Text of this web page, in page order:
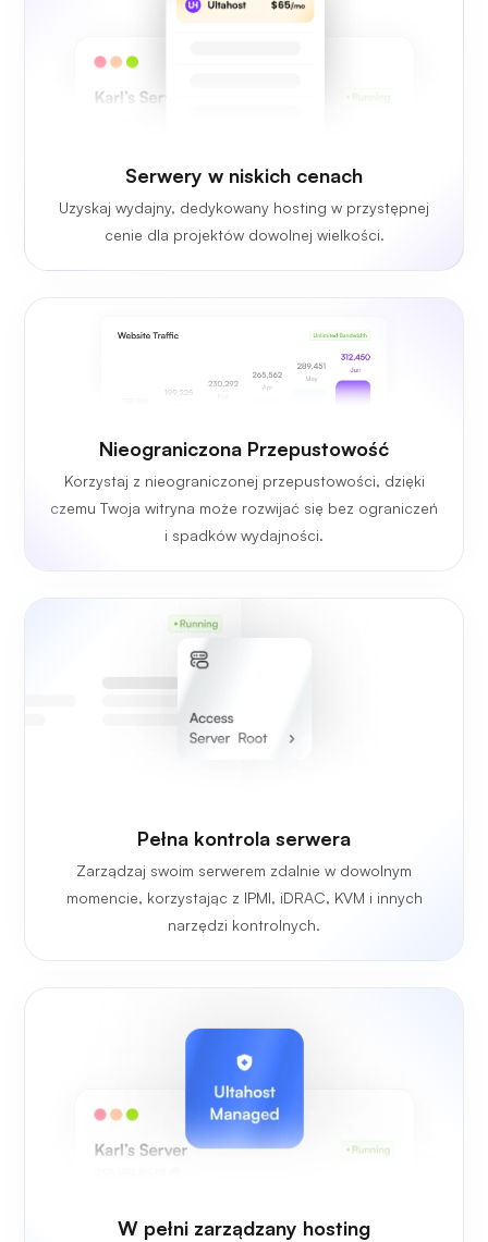
Serwery w niskich cenach
Uzyskaj wydajny, dedykowany hosting w przystępnej
cenie dla projektów dowolnej wielkości.
Nieograniczona Przepustowość
Korzystaj z nieograniczonej przepustowości, dzięki
czemu Twoja witryna może rozwijać się bez ograniczeń
i spadków wydajności.
Pełna kontrola serwera
Zarządzaj swoim serwerem zdalnie w dowolnym
momencie, korzystając z IPMI, iDRAC, KVM i innych
narzędzi kontrolnych.
W pełni zarządzany hosting